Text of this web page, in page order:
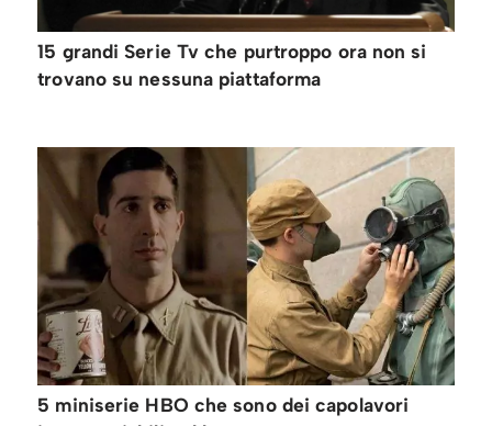
15 grandi Serie Tv che purtroppo ora non si
trovano su nessuna piattaforma
5 miniserie HBO che sono dei capolavori